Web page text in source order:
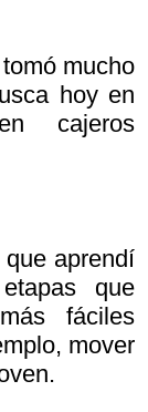
mucho
hoy en
cajeros
que aprendí
que
fáciles
mover